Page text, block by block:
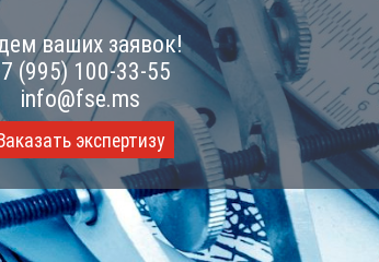
ваших заявок!
(995) 100-33-55
info@fse.ms
экспертизу